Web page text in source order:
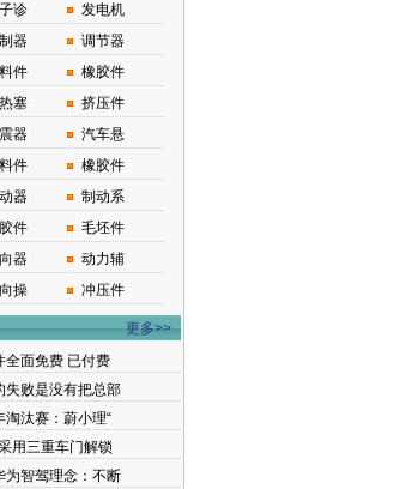
诊
发电机
器
调节器
件
橡胶件
塞
挤压件
器
汽车悬
件
橡胶件
器
制动系
件
毛坯件
器
动力辅
操 冲压件
更多>>
全面免费 已付费
失败是没有把总部
汰赛：蔚小理“
用三重车门解锁
为智驾理念：不断